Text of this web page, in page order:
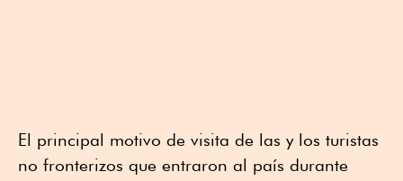
El principal motivo de visita de las y los turistas
no fronterizos que entraron al país durante